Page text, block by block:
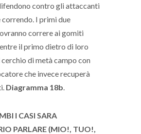
contro gli attaccanti
correndo. I primi due
correre ai gomiti
il primo dietro di loro
di metà campo con
che invece recuperà
Diagramma 18b
I CASI SARA
PARLARE (MIO!, TUO!,